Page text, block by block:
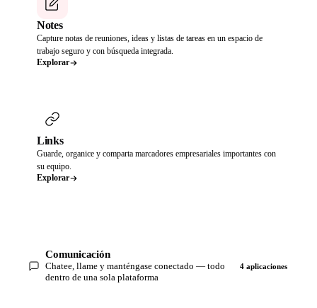
Notes
Capture notas de reuniones, ideas y listas de tareas en un espacio de
trabajo seguro y con búsqueda integrada.
Explorar
Links
Guarde, organice y comparta marcadores empresariales importantes con
su equipo.
Explorar
Comunicación
Chatee, llame y manténgase conectado — todo
dentro de una sola plataforma
4 aplicaciones